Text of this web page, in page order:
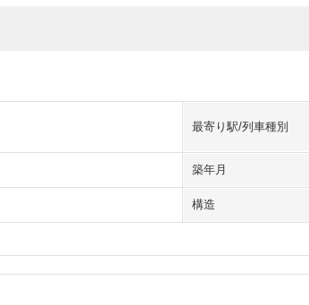
最寄り駅/列車種別
築年月
構造